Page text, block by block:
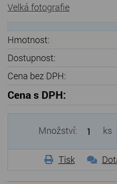
Velká fotografie
Hmotnost:
Dostupnost:
Cena bez DPH:
Cena s DPH:
Množství: ks
Tisk